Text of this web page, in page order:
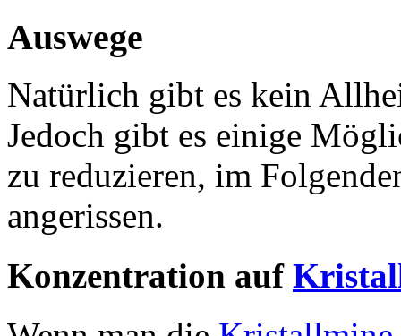
Auswege
Natürlich gibt es kein
Jedoch gibt es einige
zu reduzieren, im
angerissen.
Konzentration auf